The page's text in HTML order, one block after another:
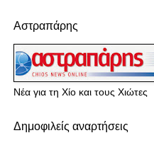
Αστραπάρης
Νέα για τη Χίο και τους Χιώτες
Δημοφιλείς αναρτήσεις